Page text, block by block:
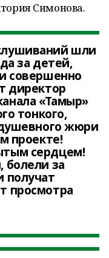
Симонова.
шли
за детей,
совершенно
директор
«Тамыр»
тонкого,
душевного жюри
проекте!
сердцем!
болели за
получат
просмотра